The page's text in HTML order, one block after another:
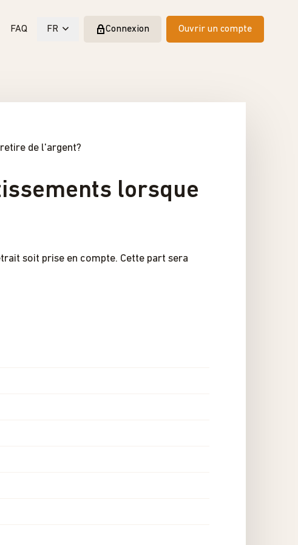
FAQ FR Connexion Ouvrir un compte
de l'argent?
lorsque
soit prise en compte. Cette part sera